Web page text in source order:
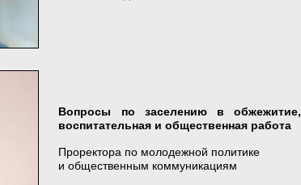
Вопросы по заселению в обжежитие,
воспитательная и общественная работа
Проректора по молодежной политике
и общественным коммуникациям